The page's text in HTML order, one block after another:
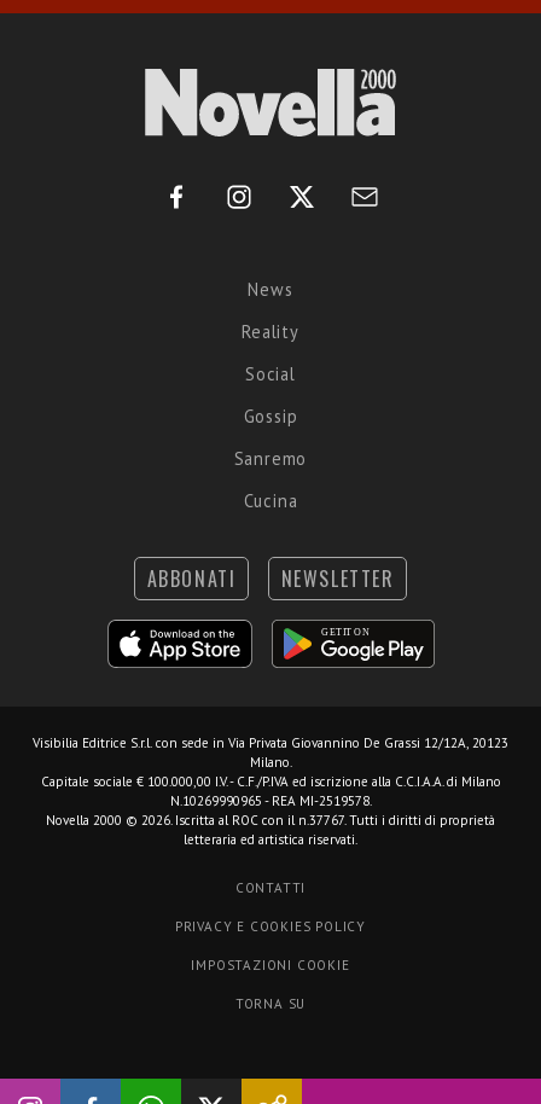
News
Reality
Social
Gossip
Sanremo
Cucina
ABBONATI NEWSLETTER
Visibilia Editrice S.r.l. con sede in Via Privata Giovannino De Grassi 12/12A, 20123
Milano.
Capitale sociale € 100.000,00 I.V. - C.F./P.IVA ed iscrizione alla C.C.I.A.A. di Milano
N.10269990965 - REA MI-2519578.
Novella 2000 © 2026. Iscritta al ROC con il n.37767. Tutti i diritti di proprietà
letteraria ed artistica riservati.
CONTATTI
PRIVACY E COOKIES POLICY
IMPOSTAZIONI COOKIE
TORNA SU